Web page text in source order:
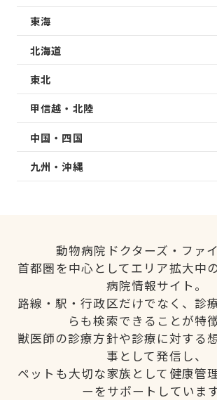
東海
北海道
東北
甲信越・北陸
中国・四国
九州・沖縄
動物病院ドクターズ・ファイ
首都圏を中心としてエリア拡大中
病院情報サイト。
路線・駅・行政区だけでなく、診
らも検索できることが特徴
獣医師の診療方針や診療に対する
事として発信し、
ペットも大切な家族として健康管
ーをサポートしています